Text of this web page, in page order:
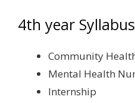
4th year Syllabus
Community
Mental Health
Internship